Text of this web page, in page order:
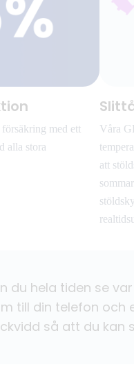
med ett
alla stora
Våra
att
hela tiden se
till din telefon och
så att du kan